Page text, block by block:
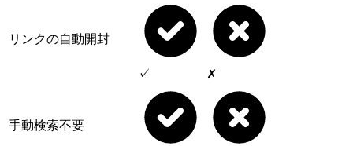
リンクの自動開封
✓ ✗
手動検索不要